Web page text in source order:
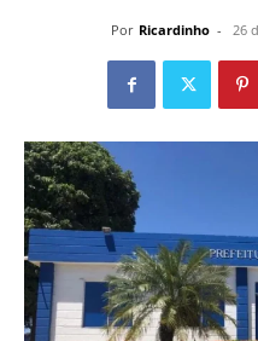
Por Ricardinho - 26